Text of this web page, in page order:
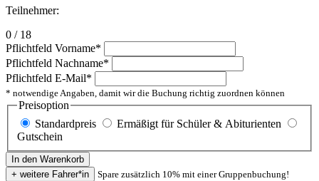
Teilnehmer:
0 / 18
Pflichtfeld Vorname*
Pflichtfeld Nachname*
Pflichtfeld E-Mail*
* notwendige Angaben, damit wir die Buchung richtig zuordnen können
Preisoption
Standardpreis
Ermäßigt für Schüler & Abiturienten
Gutschein
Spare zusätzlich 10% mit einer Gruppenbuchung!